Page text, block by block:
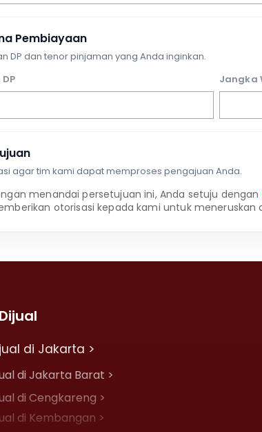
Pembiayaan
DP dan tenor pinjaman yang Anda inginkan.
Jangka
agar tim kami dapat memproses pengajuan Anda.
menandai persetujuan ini, Anda setuju dengan
otorisasi kepada kami untuk meneruskan
di Jakarta >
di Jakarta Barat >
di Cengkareng >
di Kembangan >